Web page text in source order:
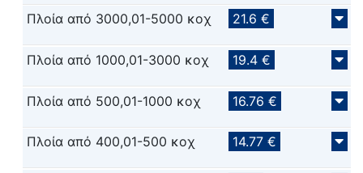
Πλοία από 3000,01-5000 κοχ 21.6 €
Πλοία από 1000,01-3000 κοχ 19.4 €
Πλοία από 500,01-1000 κοχ 16.76 €
Πλοία από 400,01-500 κοχ 14.77 €